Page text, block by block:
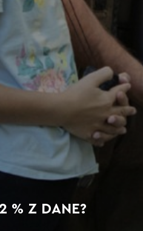
% Z DANE?